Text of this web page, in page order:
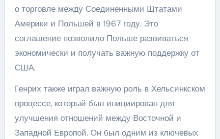
о торговле между Соединенными Штатами
Америки и Польшей в 1967 году. Это
соглашение позволило Польше развиваться
экономически и получать важную поддержку от
США.
Генрих также играл важную роль в Хельсинкском
процессе, который был инициирован для
улучшения отношений между Восточной и
Западной Европой. Он был одним из ключевых